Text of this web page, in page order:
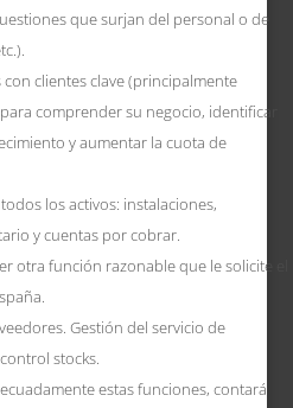
que surjan del personal o de
con clientes clave (principalmente
comprender su negocio, identificar
y aumentar la cuota de
los activos: instalaciones,
y cuentas por cobrar.
otra función razonable que le solicite el
Gestión del servicio de
stocks.
estas funciones, contará